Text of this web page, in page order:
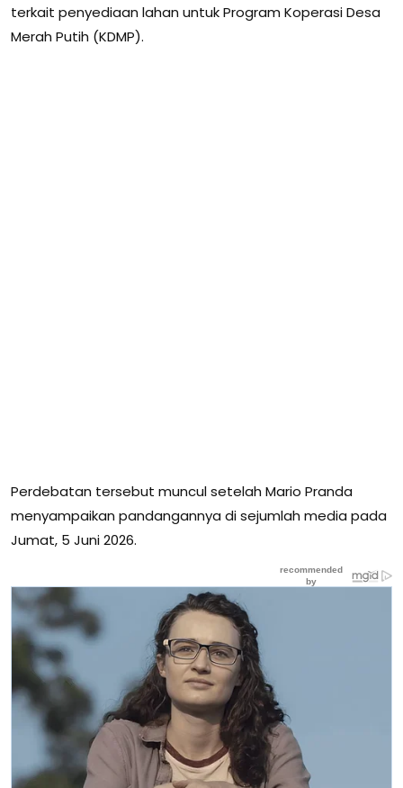
terkait penyediaan lahan untuk Program Koperasi Desa
Merah Putih (KDMP).
Perdebatan tersebut muncul setelah Mario Pranda
menyampaikan pandangannya di sejumlah media pada
Jumat, 5 Juni 2026.